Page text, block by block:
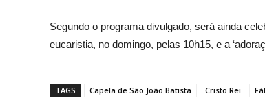
Segundo o programa divulgado, será ainda
eucaristia, no domingo, pelas 10h15, e a
TAGS Capela de São João Batista Cristo Rei